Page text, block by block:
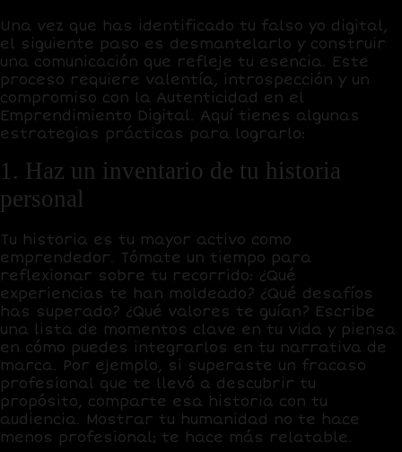
Una vez que has identificado tu falso yo digital,
el siguiente paso es desmantelarlo y construir
una comunicación que refleje tu esencia. Este
proceso requiere valentía, introspección y un
compromiso con la Autenticidad en el
Emprendimiento Digital. Aquí tienes algunas
estrategias prácticas para lograrlo:
1. Haz un inventario de tu historia
personal
Tu historia es tu mayor activo como
emprendedor. Tómate un tiempo para
reflexionar sobre tu recorrido: ¿Qué
experiencias te han moldeado? ¿Qué desafíos
has superado? ¿Qué valores te guían? Escribe
una lista de momentos clave en tu vida y piensa
en cómo puedes integrarlos en tu narrativa de
marca. Por ejemplo, si superaste un fracaso
profesional que te llevó a descubrir tu
propósito, comparte esa historia con tu
audiencia. Mostrar tu humanidad no te hace
menos profesional; te hace más relatable.